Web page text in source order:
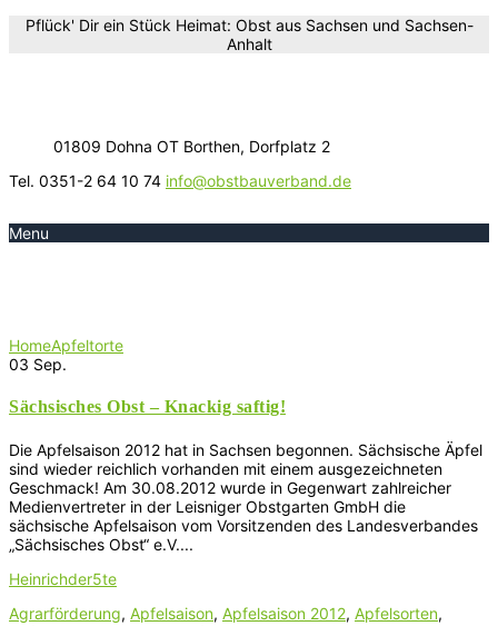
Pflück' Dir ein Stück Heimat: Obst aus Sachsen und Sachsen-
Anhalt
01809 Dohna OT Borthen, Dorfplatz 2
Tel. 0351-2 64 10 74 info@obstbauverband.de
Menu
HomeApfeltorte
03 Sep.
Sächsisches Obst – Knackig saftig!
Die Apfelsaison 2012 hat in Sachsen begonnen. Sächsische Äpfel
sind wieder reichlich vorhanden mit einem ausgezeichneten
Geschmack! Am 30.08.2012 wurde in Gegenwart zahlreicher
Medienvertreter in der Leisniger Obstgarten GmbH die
sächsische Apfelsaison vom Vorsitzenden des Landesverbandes
„Sächsisches Obst“ e.V....
Heinrichder5te
Agrarförderung, Apfelsaison, Apfelsaison 2012, Apfelsorten,